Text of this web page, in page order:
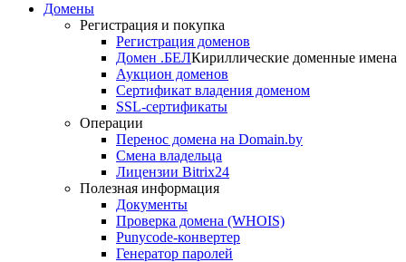
Домены
Регистрация и покупка
Регистрация доменов
Домен .БЕЛКириллические доменные имена
Аукцион доменов
Сертификат владения доменом
SSL-сертификаты
Операции
Перенос домена на Domain.by
Смена владельца
Лицензии Bitrix24
Полезная информация
Документы
Проверка домена (WHOIS)
Punycode-конвертер
Генератор паролей